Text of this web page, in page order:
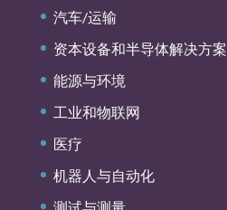
汽车/运输
资本设备和半导体解决方案
能源与环境
工业和物联网
医疗
机器人与自动化